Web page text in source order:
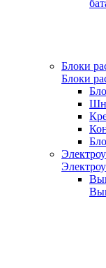
Блоки
Блоки